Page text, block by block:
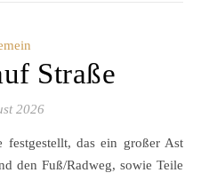
Straße
2026
den Fuß/Radweg, sowie Teile